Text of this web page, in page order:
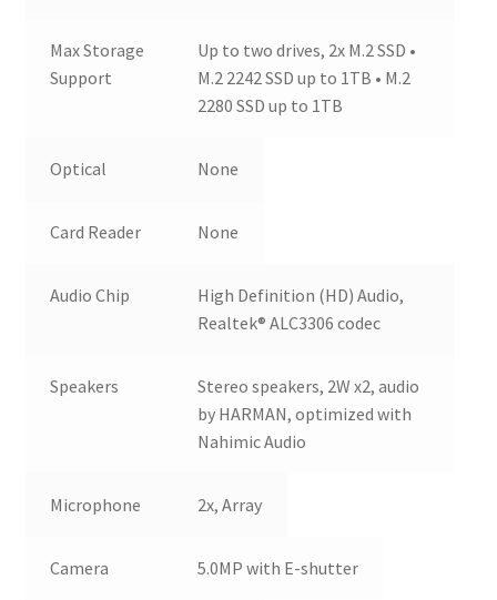
Max Storage
Support
Up to two drives, 2x M.2 SSD •
M.2 2242 SSD up to 1TB • M.2
2280 SSD up to 1TB
Optical None
Card Reader None
Audio Chip
High Definition (HD) Audio,
Realtek® ALC3306 codec
Speakers
Stereo speakers, 2W x2, audio
by HARMAN, optimized with
Nahimic Audio
Microphone 2x, Array
Camera 5.0MP with E-shutter